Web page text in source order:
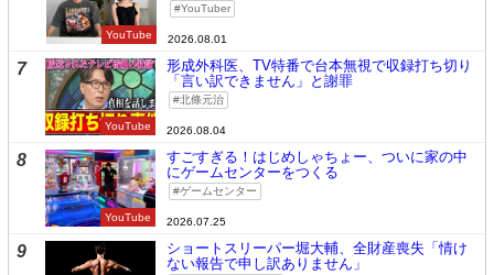
YouTube
YouTuber
2026.08.01
7
YouTube
形成外科医、TV特番で台本無視で収録打ち切り
「言い訳できません」と謝罪
北條元治
2026.08.04
8
YouTube
すごすぎる！はじめしゃちょー、ついに家の中
にゲームセンターをつくる
ゲームセンター
2026.07.25
9
ショートスリーパー堀大輔、全財産喪失「情け
ない報告で申し訳ありません」